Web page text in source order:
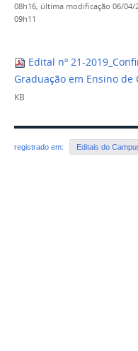
08h16, última modificação 06/04/
09h11
Edital nº 21-
Graduação em Ensino
KB
registrado em: Editais do